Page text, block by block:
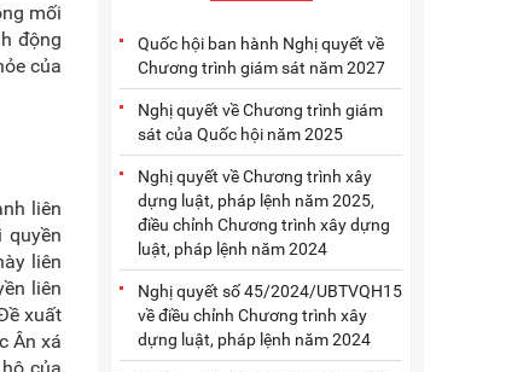
mối
động
của
liên
quyền
liên
liên
xuất
Ân xá
Quốc hội ban hành Nghị quyết về
Chương trình giám sát năm 2027
Nghị quyết về Chương trình giám
sát của Quốc hội năm 2025
Nghị quyết về Chương trình xây
dựng luật, pháp lệnh năm 2025,
điều chỉnh Chương trình xây dựng
luật, pháp lệnh năm 2024
Nghị quyết số 45/2024/UBTVQH15
về điều chỉnh Chương trình xây
dựng luật, pháp lệnh năm 2024